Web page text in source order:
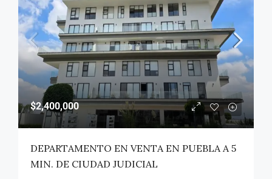
$2,400,000
DEPARTAMENTO EN VENTA EN PUEBLA A 5
MIN. DE CIUDAD JUDICIAL